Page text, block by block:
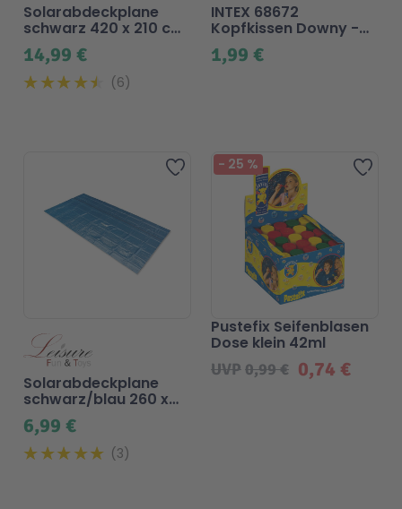
14,99 €
Solarabdeckplane
schwarz 420 x 210 cm
für Pool
6
1,99 €
INTEX 68672
Kopfkissen Downy -
Blau
Zur Wunschliste hinzufügen
6,99 €
Solarabdeckplane
schwarz/blau 260 x
160 cm für Pool
3
Zur
- 25 %
Beliebt
0,74 €
UVP0,99 €
Pustefix Seifenblasen
Dose klein 42ml